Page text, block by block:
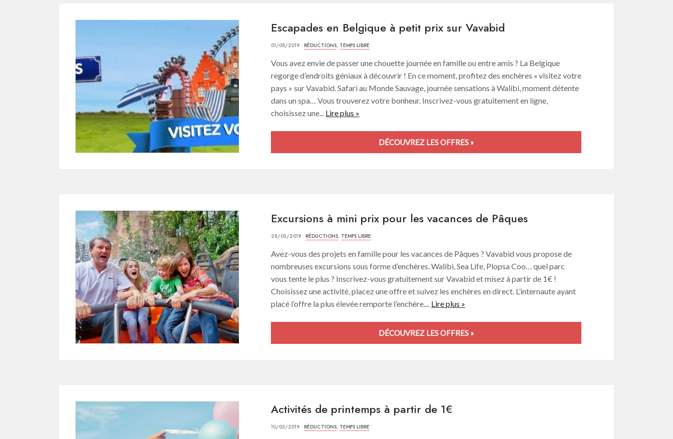
Escapades en Belgique à petit prix sur Vavabid
01/08/2019 · RÉDUCTIONS, TEMPS LIBRE
Vous avez envie de passer une chouette journée en famille ou entre amis ? La Belgique
regorge d’endroits géniaux à découvrir ! En ce moment, profitez des enchères « visitez votre
pays » sur Vavabid. Safari au Monde Sauvage, journée sensations à Walibi, moment détente
dans un spa… Vous trouverez votre bonheur. Inscrivez-vous gratuitement en ligne,
choisissez une... Lire plus »
DÉCOUVREZ LES OFFRES »
Excursions à mini prix pour les vacances de Pâques
28/03/2019 · RÉDUCTIONS, TEMPS LIBRE
Avez-vous des projets en famille pour les vacances de Pâques ? Vavabid vous propose de
nombreuses excursions sous forme d’enchères. Walibi, Sea Life, Plopsa Coo… quel parc
vous tente le plus ? Inscrivez-vous gratuitement sur Vavabid et misez à partir de 1€ !
Choisissez une activité, placez une offre et suivez les enchères en direct. L’internaute ayant
placé l’offre la plus élevée remporte l’enchère.... Lire plus »
DÉCOUVREZ LES OFFRES »
Activités de printemps à partir de 1€
10/03/2019 · RÉDUCTIONS, TEMPS LIBRE